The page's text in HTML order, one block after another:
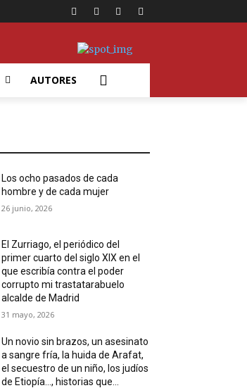
AUTORES
Los ocho pasados de cada
hombre y de cada mujer
26 junio, 2026
El Zurriago, el periódico del
primer cuarto del siglo XIX en el
que escribía contra el poder
corrupto mi trastatarabuelo
alcalde de Madrid
31 mayo, 2026
Un novio sin brazos, un asesinato
a sangre fría, la huida de Arafat,
el secuestro de un niño, los judíos
de Etiopía…, historias que...